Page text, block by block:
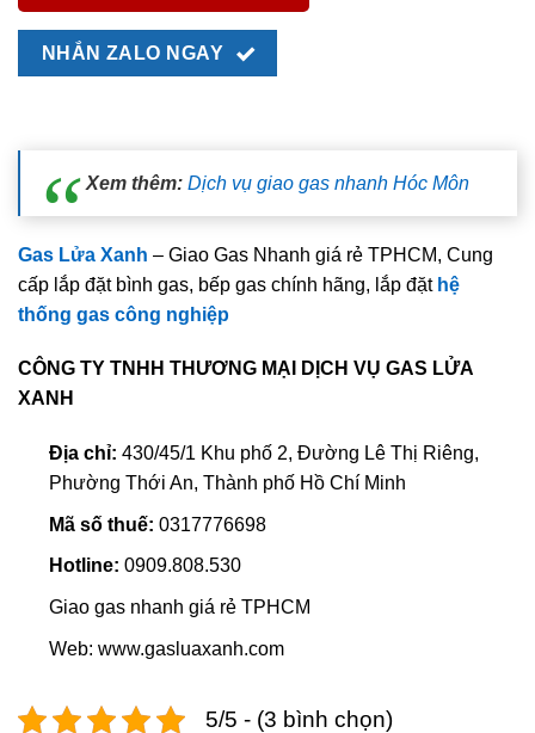
NHẮN ZALO NGAY
Xem thêm: Dịch vụ giao gas nhanh Hóc Môn
Gas Lửa Xanh – Giao Gas Nhanh giá rẻ TPHCM, Cung
cấp lắp đặt bình gas, bếp gas chính hãng, lắp đặt hệ
thống gas công nghiệp
CÔNG TY TNHH THƯƠNG MẠI DỊCH VỤ GAS LỬA
XANH
Địa chỉ: 430/45/1 Khu phố 2, Đường Lê Thị Riêng,
Phường Thới An, Thành phố Hồ Chí Minh
Mã số thuế: 0317776698
Hotline: 0909.808.530
Giao gas nhanh giá rẻ TPHCM
Web: www.gasluaxanh.com
5/5 - (3 bình chọn)